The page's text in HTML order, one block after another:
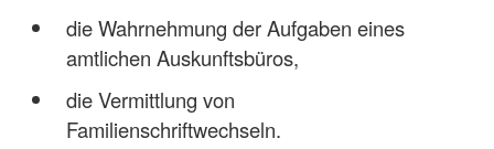
die Wahrnehmung der Aufgaben eines
amtlichen Auskunftsbüros,
die Vermittlung von
Familienschriftwechseln.